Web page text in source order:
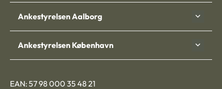
Ankestyrelsen Aalborg
Ankestyrelsen København
EAN: 57 98 000 35 48 21